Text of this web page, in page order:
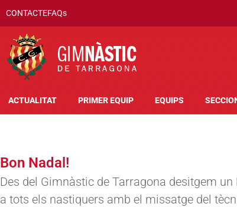
CONTACTEFAQs
ACTUALITAT PRIMER EQUIP EQUIPS
Bon Nadal!
Des del Gimnàstic de Tarragona desitgem
a tots els nastiquers amb el missatge del